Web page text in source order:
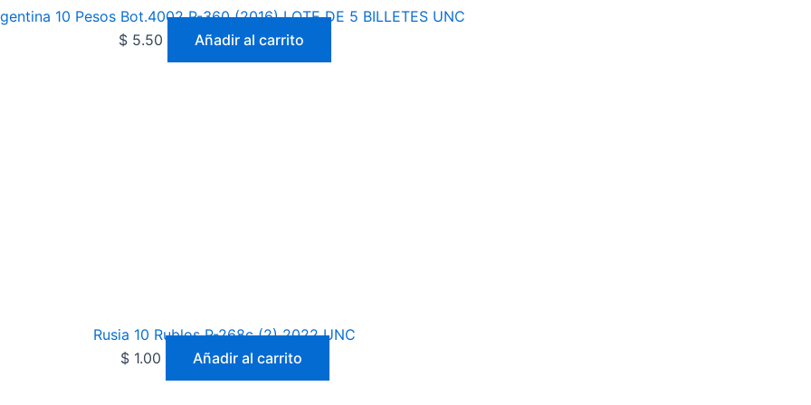
10 Pesos Bot.4002 P-360 (2016) LOTE DE 5 BILLETES UNC
$5.50 Añadir al carrito
Rusia 10 Rublos P-268c (2) 2022 UNC
$1.00 Añadir al carrito